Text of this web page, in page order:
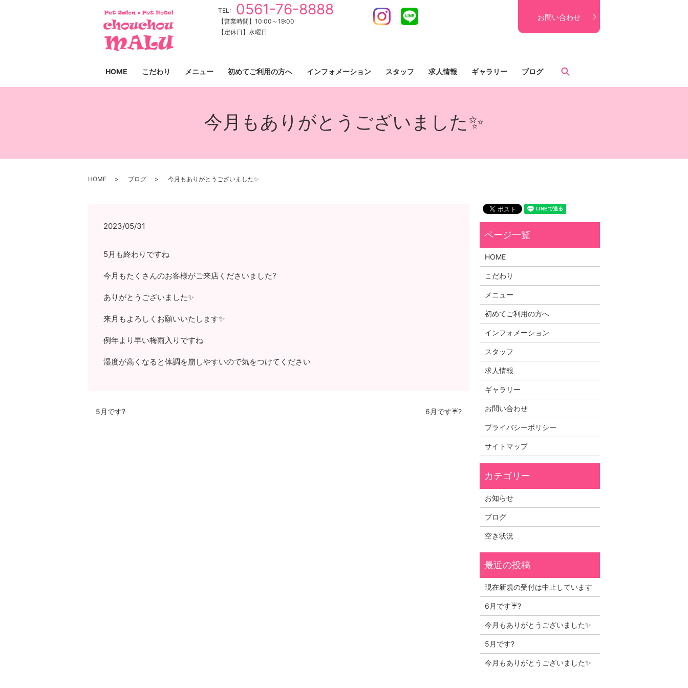
TEL: 0561-76-8888
【営業時間】10:00～19:00
【定休日】水曜日
Instagram お問い合わせ
HOME こだわり メニュー 初めてご利用の方へ インフォメーション スタッフ 求人情報 ギャラリー ブログ
今月もありがとうございました✨
HOME ブログ 今月もありがとうございました✨
2023/05/31
5月も終わりですね
今月もたくさんのお客様がご来店くださいました?
ありがとうございました✨
来月もよろしくお願いいたします✨
例年より早い梅雨入りですね
湿度が高くなると体調を崩しやすいので気をつけてください
5月です? 6月です☔?
HOME
こだわり
メニュー
初めてご利用の方へ
インフォメーション
スタッフ
求人情報
ギャラリー
お問い合わせ
プライバシーポリシー
サイトマップ
お知らせ
ブログ
空き状況
現在新規の受付は中止しています
6月です☔?
今月もありがとうございました✨
5月です?
今月もありがとうございました✨